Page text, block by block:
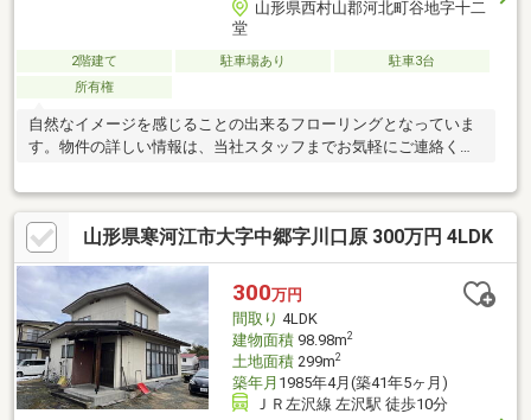
山形県西村山郡河北町谷地字十二
堂
2階建て 駐車場あり
駐車3台
所有権
自然なイメージを感じることの出来るフローリングとなっていま
す。物件の詳しい情報は、当社スタッフまでお気軽にご連絡くだ
山形県寒河江市大字中郷字川口原 300万円 4LDK
300万円
間取り 4LDK
建物面積98.98m2
土地面積299m2
築年月 1985年4月(築41年5ヶ月)
ＪＲ左沢線 左沢駅 徒歩10分